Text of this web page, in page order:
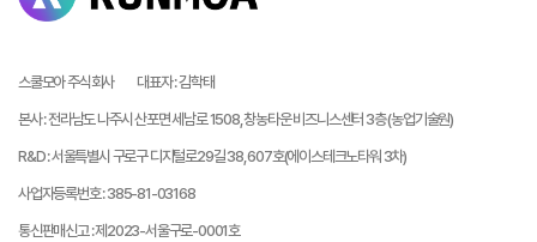
스쿨모아 주식회사 대표자:김학태
본사:전라남도 나주시 산포면 세남로 1508, 창농타운 비즈니스센터 3층 (농업기술원)
R&D:서울특별시 구로구 디지털로29길 38, 607호(에이스테크노타워 3차)
사업자등록번호:385-81-03168
통신판매신고:제2023-서울구로-0001호